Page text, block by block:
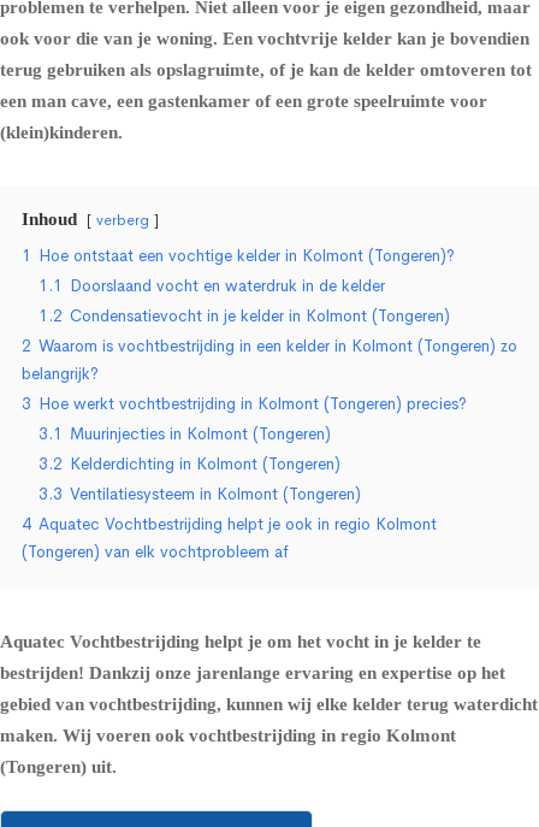
problemen te verhelpen. Niet alleen voor je eigen gezondheid, maar
ook voor die van je woning. Een vochtvrije kelder kan je bovendien
terug gebruiken als opslagruimte, of je kan de kelder omtoveren tot
een man cave, een gastenkamer of een grote speelruimte voor
(klein)kinderen.
Inhoud verberg
1 Hoe ontstaat een vochtige kelder in Kolmont (Tongeren)?
1.1 Doorslaand vocht en waterdruk in de kelder
1.2 Condensatievocht in je kelder in Kolmont (Tongeren)
2 Waarom is vochtbestrijding in een kelder in Kolmont (Tongeren) zo
belangrijk?
3 Hoe werkt vochtbestrijding in Kolmont (Tongeren) precies?
3.1 Muurinjecties in Kolmont (Tongeren)
3.2 Kelderdichting in Kolmont (Tongeren)
3.3 Ventilatiesysteem in Kolmont (Tongeren)
4 Aquatec Vochtbestrijding helpt je ook in regio Kolmont
(Tongeren) van elk vochtprobleem af
Aquatec Vochtbestrijding helpt je om het vocht in je kelder te
bestrijden! Dankzij onze jarenlange ervaring en expertise op het
gebied van vochtbestrijding, kunnen wij elke kelder terug waterdicht
maken. Wij voeren ook vochtbestrijding in regio Kolmont
(Tongeren) uit.